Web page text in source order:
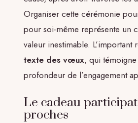
Organiser cette cérémonie
pour soi-même représente un
valeur inestimable. L’important
texte des vœux, qui
profondeur de l’engagement
Le cadeau
proches